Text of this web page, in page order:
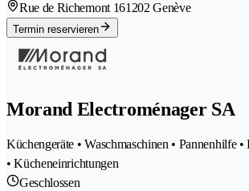
Rue de Richemont 161202 Genève
Termin reservieren
Morand Electroménager SA
Küchengeräte • Waschmaschinen • Pannenhilfe •
• Kücheneinrichtungen
Geschlossen